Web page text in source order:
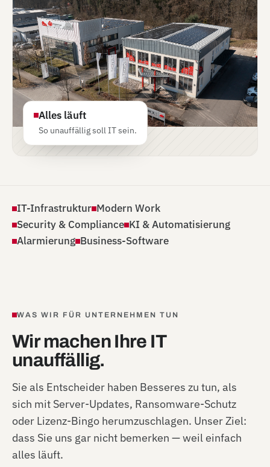
Alles läuft
So unauffällig soll IT sein.
IT-Infrastruktur Modern Work
Security & Compliance KI & Automatisierung
Alarmierung Business-Software
WAS WIR FÜR UNTERNEHMEN TUN
Wir machen Ihre IT
unauffällig.
Sie als Entscheider haben Besseres zu tun, als
sich mit Server-Updates, Ransomware-Schutz
oder Lizenz-Bingo herumzuschlagen. Unser Ziel:
dass Sie uns gar nicht bemerken — weil einfach
alles läuft.